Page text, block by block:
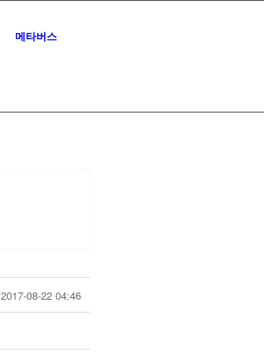
메타버스
2017-08-22 04:46